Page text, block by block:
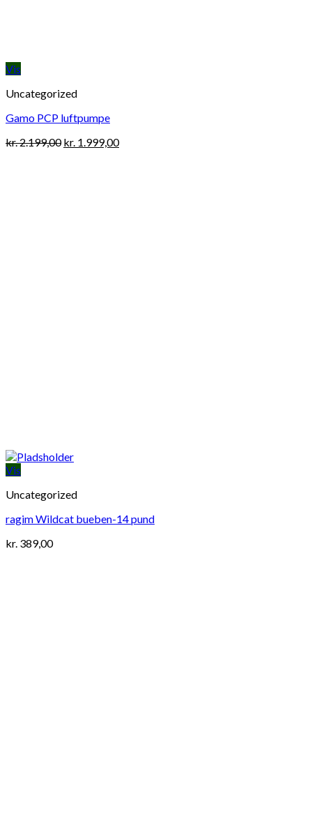
Vis
Uncategorized
Gamo PCP luftpumpe
kr.2.199,00 Original
kr. 1.999,00Current
Vis
Uncategorized
ragim Wildcat bueben-14 pund
kr. 389,00